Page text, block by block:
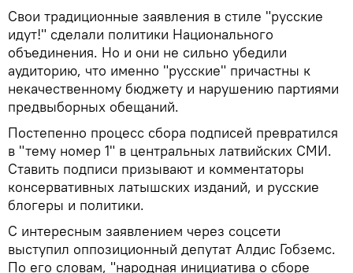
Свои традиционные заявления в стиле "русские
идут!" сделали политики Национального
объединения. Но и они не сильно убедили
аудиторию, что именно "русские" причастны к
некачественному бюджету и нарушению партиями
предвыборных обещаний.
Постепенно процесс сбора подписей превратился
в "тему номер 1" в центральных латвийских СМИ.
Ставить подписи призывают и комментаторы
консервативных латышских изданий, и русские
блогеры и политики.
С интересным заявлением через соцсети
выступил оппозиционный депутат Алдис Гобземс.
По его словам, "народная инициатива о сборе